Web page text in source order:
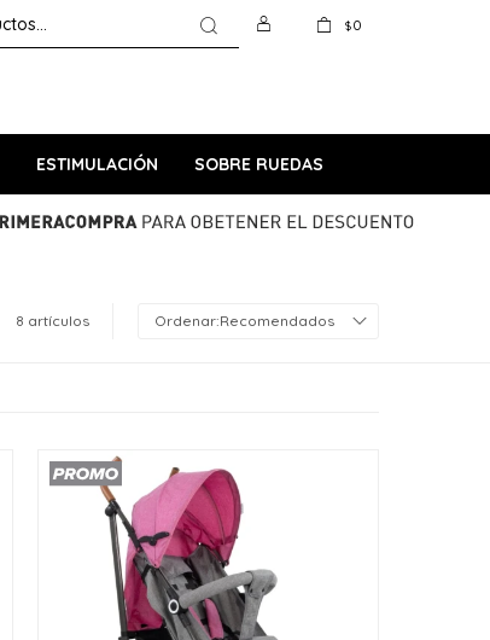
ESTIMULACIÓN SOBRE RUEDAS
$0
8 artículos Recomendados